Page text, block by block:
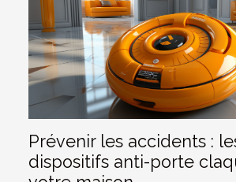
Prévenir les accidents :
dispositifs anti-porte